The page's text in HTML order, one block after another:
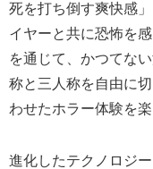
死を打ち倒す爽快感
イヤーと共に恐怖を
を通じて、かつてな
称と三人称を自由に
わせたホラー体験を
進化したテクノロジ